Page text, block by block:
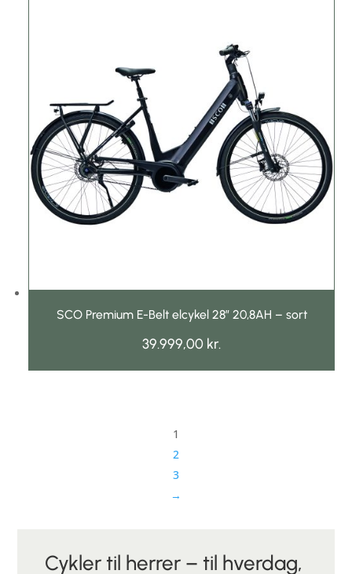
SCO Premium E-Belt elcykel 28″ 20,8AH – sort
39.999,00 kr.
1
2
3
→
Cykler til herrer – til hverdag,